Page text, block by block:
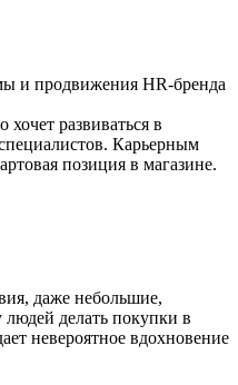
и продвижения HR-бренда
хочет развиваться в
Карьерным
позиция в магазине.
даже небольшие,
делать покупки в
невероятное вдохновение